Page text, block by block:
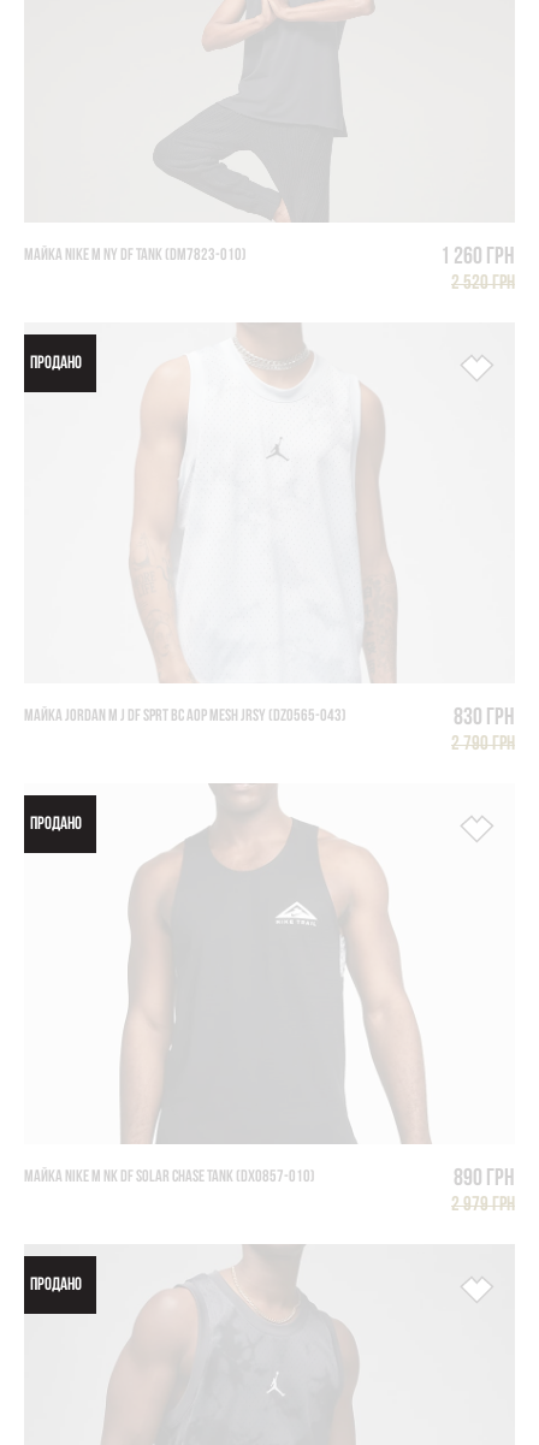
МАЙКА NIKE M NY DF TANK (DM7823-010) 1 260 грн
2 520 грн
ПРОДАНО
МАЙКА JORDAN M J DF SPRT BC AOP MESH JRSY (DZ0565-043) 830 грн
2 790 грн
ПРОДАНО
МАЙКА NIKE M NK DF SOLAR CHASE TANK (DX0857-010) 890 грн
2 979 грн
ПРОДАНО